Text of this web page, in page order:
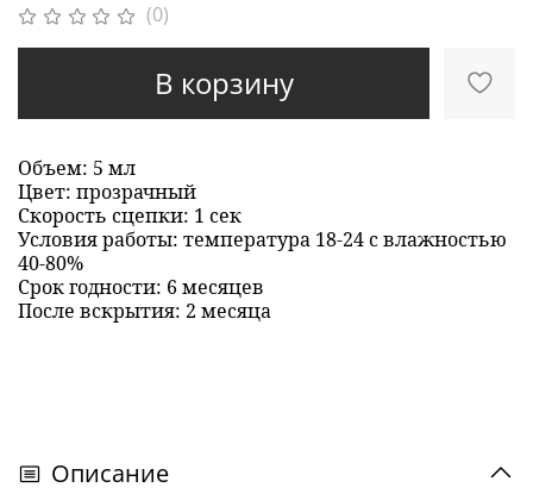
(0)
В корзину
Объем: 5 мл
Цвет: прозрачный
Скорость сцепки: 1 сек
Условия работы: температура 18-24 с влажностью
40-80%
Срок годности: 6 месяцев
После вскрытия: 2 месяца
Описание